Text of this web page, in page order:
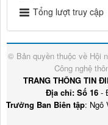
Tổng lượt truy cập
© Bản quyền thuộc về Hội
Công nghệ
TRANG THÔNG TIN
Địa chỉ: Số 16 -
Trưởng Ban Biên tập: Ngô